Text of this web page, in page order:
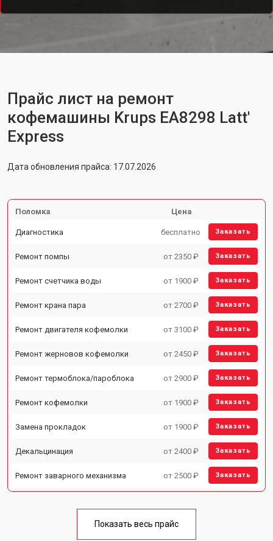
Прайс лист на ремонт
кофемашины Krups EA8298 Latt'
Express
Дата обновления прайса: 17.07.2026
Поломка Цена
Диагностика бесплатно Заказать
Ремонт помпы от 2350 ₽ Заказать
Ремонт счетчика воды от 1900 ₽ Заказать
Ремонт крана пара от 2700 ₽ Заказать
Ремонт двигателя кофемолки от 3100 ₽ Заказать
Ремонт жерновов кофемолки от 2450 ₽ Заказать
Ремонт термоблока/пароблока от 2900 ₽ Заказать
Ремонт кофемолки от 1900 ₽ Заказать
Замена прокладок от 1900 ₽ Заказать
Декальцинация от 2400 ₽ Заказать
Ремонт заварного механизма от 2500 ₽ Заказать
Показать весь прайс